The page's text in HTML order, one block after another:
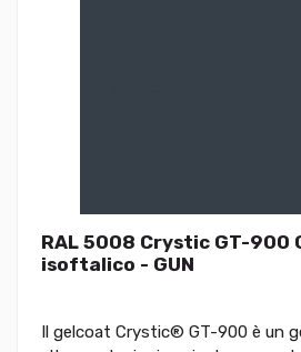
RAL 5008 Crystic GT-900
isoftalico - GUN
Il gelcoat Crystic® GT-900 è un